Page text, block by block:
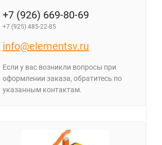
+7 (926) 669-80-69
+7 (925) 485-22-85
info@elementsv.ru
Если у вас возникли вопросы при
оформлении заказа, обратитесь по
указанным контактам.